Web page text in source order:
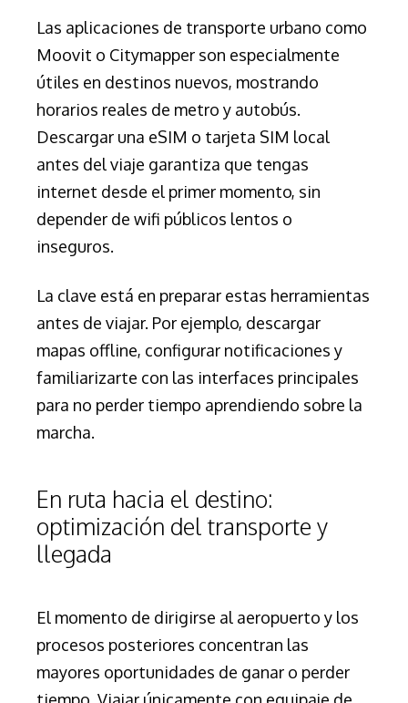
Las aplicaciones de transporte urbano como
Moovit o Citymapper son especialmente
útiles en destinos nuevos, mostrando
horarios reales de metro y autobús.
Descargar una eSIM o tarjeta SIM local
antes del viaje garantiza que tengas
internet desde el primer momento, sin
depender de wifi públicos lentos o
inseguros.
La clave está en preparar estas herramientas
antes de viajar. Por ejemplo, descargar
mapas offline, configurar notificaciones y
familiarizarte con las interfaces principales
para no perder tiempo aprendiendo sobre la
marcha.
En ruta hacia el destino:
optimización del transporte y
llegada
El momento de dirigirse al aeropuerto y los
procesos posteriores concentran las
mayores oportunidades de ganar o perder